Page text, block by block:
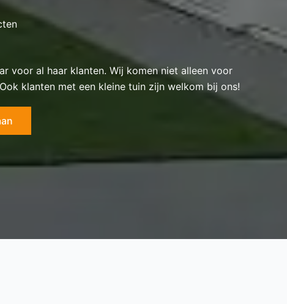
voor al haar klanten. Wij komen niet alleen voor
klanten met een kleine tuin zijn welkom bij ons!